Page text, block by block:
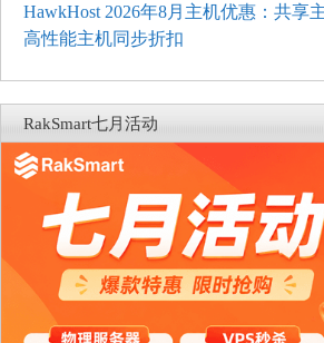
HawkHost 2026年8月主机优惠：共享
高性能主机同步折扣
RakSmart七月活动